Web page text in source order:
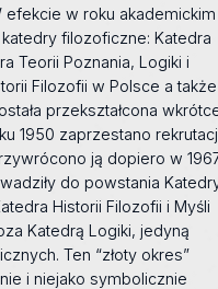
w roku akademickim
filozoficzne: Katedra
Teorii Poznania, Logiki i
Filozofii w Polsce a także
przekształcona
1950 zaprzestano
ją dopiero w
do powstania
Historii Filozofii i Myśli
Katedrą Logiki, jedyną
Ten “złoty okres”
i niejako symbolicznie